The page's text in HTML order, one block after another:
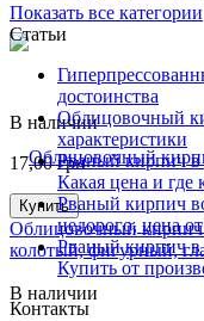
В наличии
17,00грн
Купить
Облицовочный кирпич
колотый, фигурный,
В наличии
Показать все категории
Статьи
достоинства
Облицовочный
характеристики
Рваный кирпич в
Какая цена и где
Рваный кирпич
недорого, цена
Рваный кирпич
Купить от
Контакты